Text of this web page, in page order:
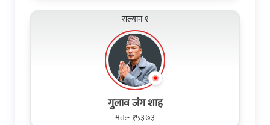
सल्यान-१
गुलाव जंग शाह
मत:- १५३७३